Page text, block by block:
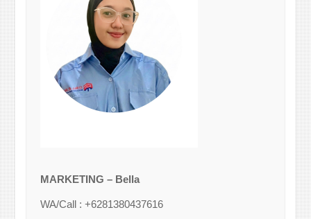
MARKETING – Bella
WA/Call : +6281380437616